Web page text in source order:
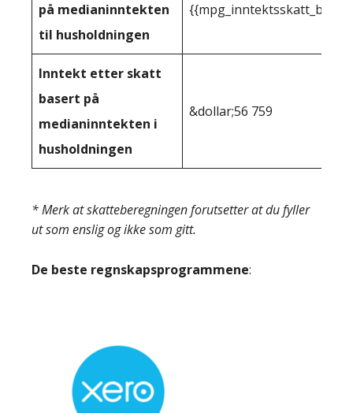
på medianinntekten
til husholdningen
Inntekt etter skatt
basert på
medianinntekten i
husholdningen
&dollar;56 759
* Merk at skatteberegningen forutsetter at du fyller
ut som enslig og ikke som gitt.
De beste regnskapsprogrammene: